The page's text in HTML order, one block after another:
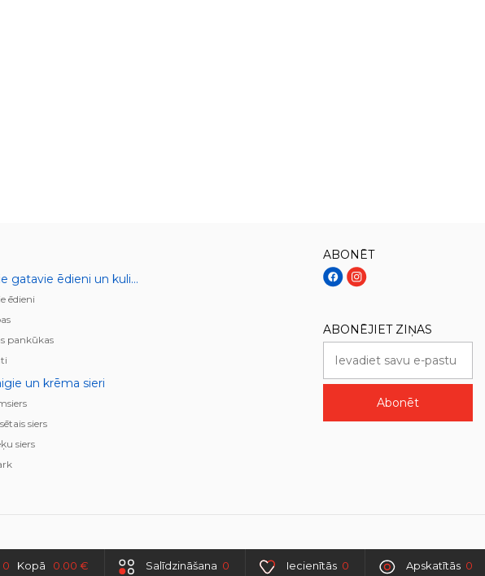
0 Kopā 0.00 € Salīdzināšana 0 Iecienītās 0 Apskatītās 0
Sāļie gatavie ēdieni un kulinārija
ēdieni
pankūkas
un krēma sieri
siers
siers
ABONĒT
ABONĒJIET ZIŅAS
Abonēt